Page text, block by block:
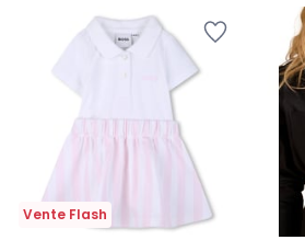
Vente Flash